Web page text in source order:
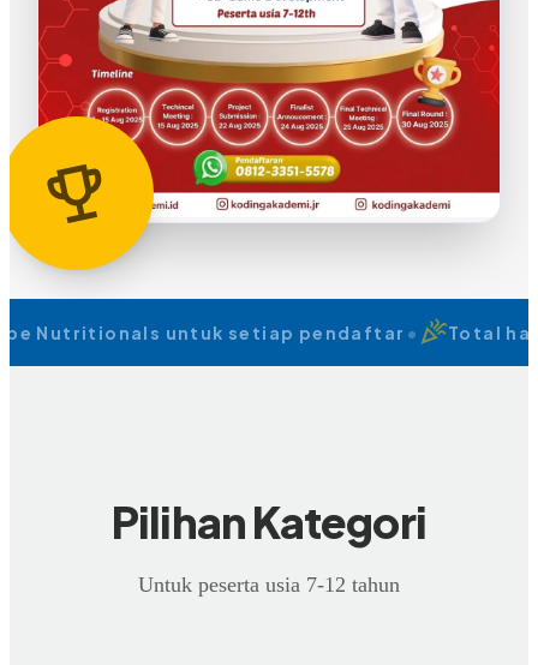
code
emoji_events
Nutritionals untuk setiap pendaftar • celebrationTotal
Pilihan Kategori
Untuk peserta usia 7-12 tahun